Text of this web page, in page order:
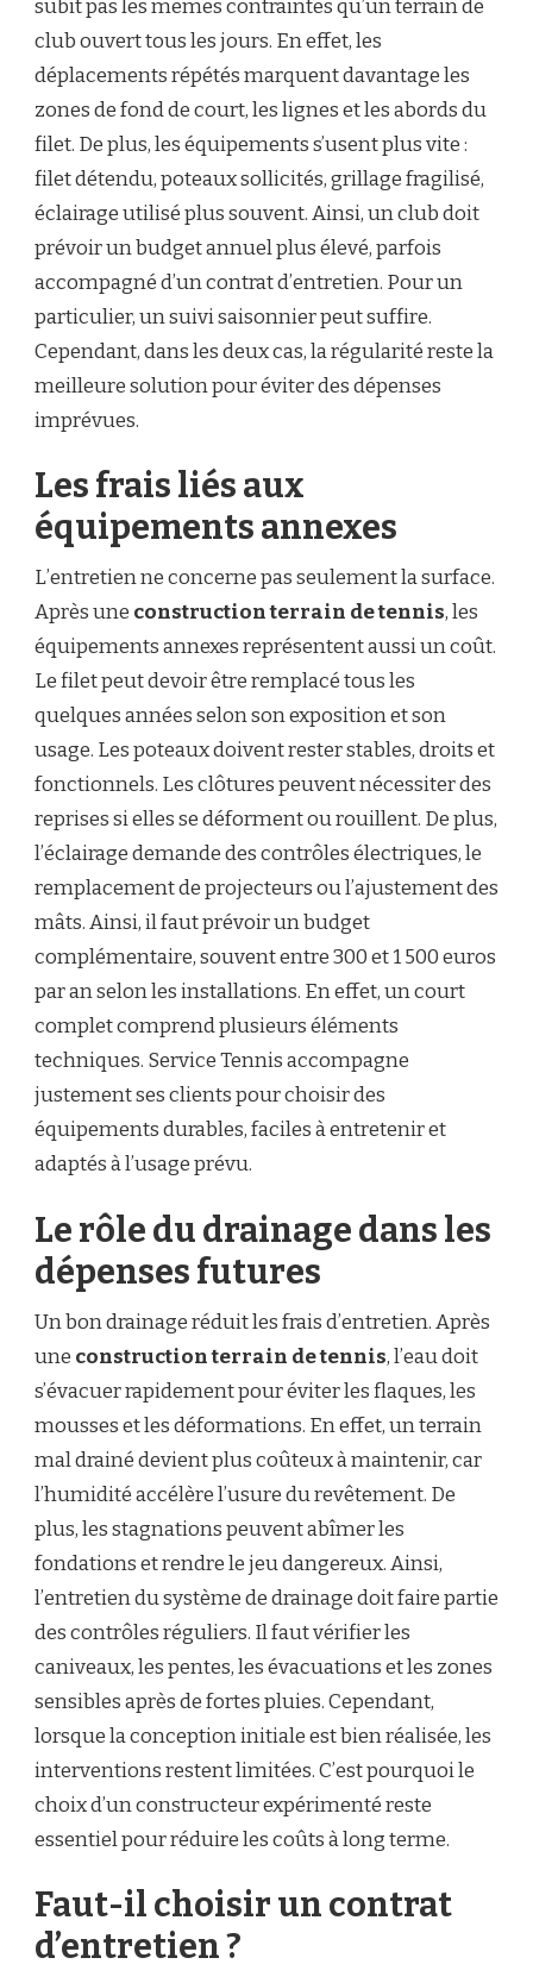
subit pas les mêmes contraintes qu’un terrain de
club ouvert tous les jours. En effet, les
déplacements répétés marquent davantage les
zones de fond de court, les lignes et les abords du
filet. De plus, les équipements s’usent plus vite :
filet détendu, poteaux sollicités, grillage fragilisé,
éclairage utilisé plus souvent. Ainsi, un club doit
prévoir un budget annuel plus élevé, parfois
accompagné d’un contrat d’entretien. Pour un
particulier, un suivi saisonnier peut suffire.
Cependant, dans les deux cas, la régularité reste la
meilleure solution pour éviter des dépenses
imprévues.
Les frais liés aux
équipements annexes
L’entretien ne concerne pas seulement la surface.
Après une construction terrain de tennis, les
équipements annexes représentent aussi un coût.
Le filet peut devoir être remplacé tous les
quelques années selon son exposition et son
usage. Les poteaux doivent rester stables, droits et
fonctionnels. Les clôtures peuvent nécessiter des
reprises si elles se déforment ou rouillent. De plus,
l’éclairage demande des contrôles électriques, le
remplacement de projecteurs ou l’ajustement des
mâts. Ainsi, il faut prévoir un budget
complémentaire, souvent entre 300 et 1 500 euros
par an selon les installations. En effet, un court
complet comprend plusieurs éléments
techniques. Service Tennis accompagne
justement ses clients pour choisir des
équipements durables, faciles à entretenir et
adaptés à l’usage prévu.
Le rôle du drainage dans les
dépenses futures
Un bon drainage réduit les frais d’entretien. Après
une construction terrain de tennis, l’eau doit
s’évacuer rapidement pour éviter les flaques, les
mousses et les déformations. En effet, un terrain
mal drainé devient plus coûteux à maintenir, car
l’humidité accélère l’usure du revêtement. De
plus, les stagnations peuvent abîmer les
fondations et rendre le jeu dangereux. Ainsi,
l’entretien du système de drainage doit faire partie
des contrôles réguliers. Il faut vérifier les
caniveaux, les pentes, les évacuations et les zones
sensibles après de fortes pluies. Cependant,
lorsque la conception initiale est bien réalisée, les
interventions restent limitées. C’est pourquoi le
choix d’un constructeur expérimenté reste
essentiel pour réduire les coûts à long terme.
Faut-il choisir un contrat
d’entretien ?